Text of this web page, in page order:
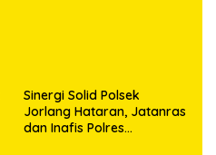
Sinergi Solid Polsek
Jorlang Hataran, Jatanras
dan Inafis Polres